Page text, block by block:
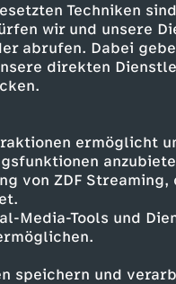
Techniken
wir und unsere
abrufen. Dabei
direkten
ermöglicht
von ZDF Streaming,
Media-Tools und
speichern und